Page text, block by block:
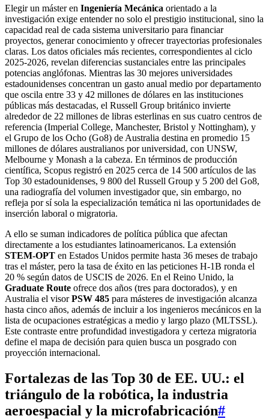
Elegir un máster en Ingeniería Mecánica orientado a la
investigación exige entender no solo el prestigio institucional, sino la
capacidad real de cada sistema universitario para financiar
proyectos, generar conocimiento y ofrecer trayectorias profesionales
claras. Los datos oficiales más recientes, correspondientes al ciclo
2025-2026, revelan diferencias sustanciales entre las principales
potencias anglófonas. Mientras las 30 mejores universidades
estadounidenses concentran un gasto anual medio por departamento
que oscila entre 33 y 42 millones de dólares en las instituciones
públicas más destacadas, el Russell Group británico invierte
alrededor de 22 millones de libras esterlinas en sus cuatro centros de
referencia (Imperial College, Manchester, Bristol y Nottingham), y
el Grupo de los Ocho (Go8) de Australia destina en promedio 15
millones de dólares australianos por universidad, con UNSW,
Melbourne y Monash a la cabeza. En términos de producción
científica, Scopus registró en 2025 cerca de 14 500 artículos de las
Top 30 estadounidenses, 9 800 del Russell Group y 5 200 del Go8,
una radiografía del volumen investigador que, sin embargo, no
refleja por sí sola la especialización temática ni las oportunidades de
inserción laboral o migratoria.
A ello se suman indicadores de política pública que afectan
directamente a los estudiantes latinoamericanos. La extensión
STEM-OPT en Estados Unidos permite hasta 36 meses de trabajo
tras el máster, pero la tasa de éxito en las peticiones H-1B ronda el
20 % según datos de USCIS de 2026. En el Reino Unido, la
Graduate Route ofrece dos años (tres para doctorados), y en
Australia el visorPSW 485 para másteres de investigación alcanza
hasta cinco años, además de incluir a los ingenieros mecánicos en la
lista de ocupaciones estratégicas a medio y largo plazo (MLTSSL).
Este contraste entre profundidad investigadora y certeza migratoria
define el mapa de decisión para quien busca un posgrado con
proyección internacional.
Fortalezas de las Top 30 de EE. UU.: el
triángulo de la robótica, la industria
aeroespacial y la microfabricación#